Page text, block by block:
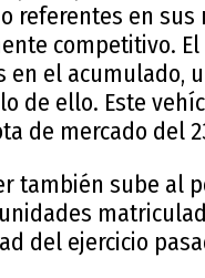
referentes en
competitivo. El
el acumulado,
de ello. Este
de mercado del
también sube al
del ejercicio